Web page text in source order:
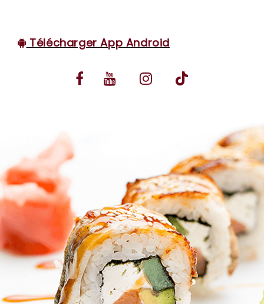
VOS AVIS
MENTIONS LÉGALES
Télécharger App Android